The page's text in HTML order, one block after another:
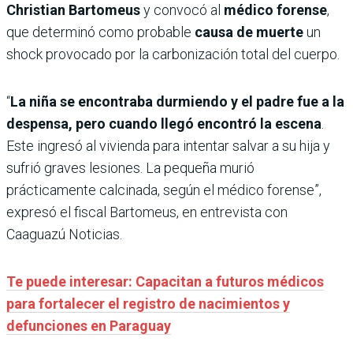
Christian Bartomeusy convocó al médico forense,
que determinó como probable causa de muerteun
shock provocado por la carbonización total del cuerpo.
“La niña se encontraba durmiendo y el padre fue a la
despensa, pero cuando llegó encontró la escena
Este ingresó al vivienda para intentar salvar a su hija y
sufrió graves lesiones. La pequeña murió
prácticamente calcinada, según el médico forense”,
expresó el fiscal Bartomeus, en entrevista con
Caaguazú Noticias.
Te puede interesar: Capacitan a futuros médicos
para fortalecer el registro de nacimientos y
defunciones en Paraguay